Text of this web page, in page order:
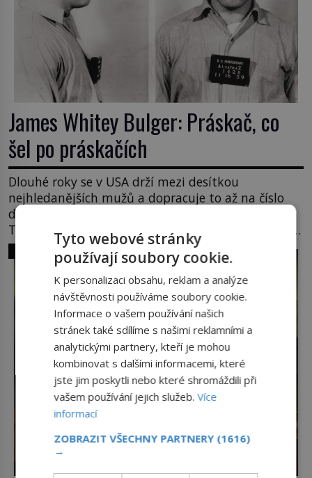
James Whitey Bulger: Práskač, co
šel po práskačích
Dlouhé roky se v USA drží mezi desítkou
nejhledanějších mužů a dopracuje to až na číslo
dvě – hned po Usámovi bin Ládinovi (1957–2011).
To je James „Whitey“ Bulger (1929–2018) viněný ze
spoluúčasti na 19 vraždách, vydírání a lichvy. A
samozřejmě, krom toho je ještě drogový dealer,
který neváhá odstranit z cesty všechny práskače,
zatímco […]
SVĚT ZLOČINU
Tyto webové stránky
používají soubory cookie.
K personalizaci obsahu, reklam a analýze
návštěvnosti používáme soubory cookie.
Informace o vašem používání našich
stránek také sdílíme s našimi reklamními a
analytickými partnery, kteří je mohou
kombinovat s dalšími informacemi, které
jste jim poskytli nebo které shromáždili při
vašem používání jejich služeb.Více
informací
ZOBRAZIT VŠECHNY PARTNERY (1616)
→